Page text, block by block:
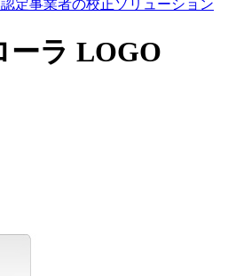
定事業者の校正ソリューション
ーラ LOGO